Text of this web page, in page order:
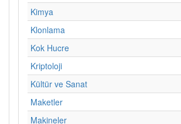
Kimya
Klonlama
Kok Hucre
Kriptoloji
Kültür ve Sanat
Maketler
Makineler